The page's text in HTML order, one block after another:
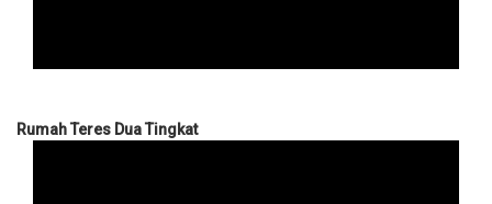
Rumah Teres Dua Tingkat